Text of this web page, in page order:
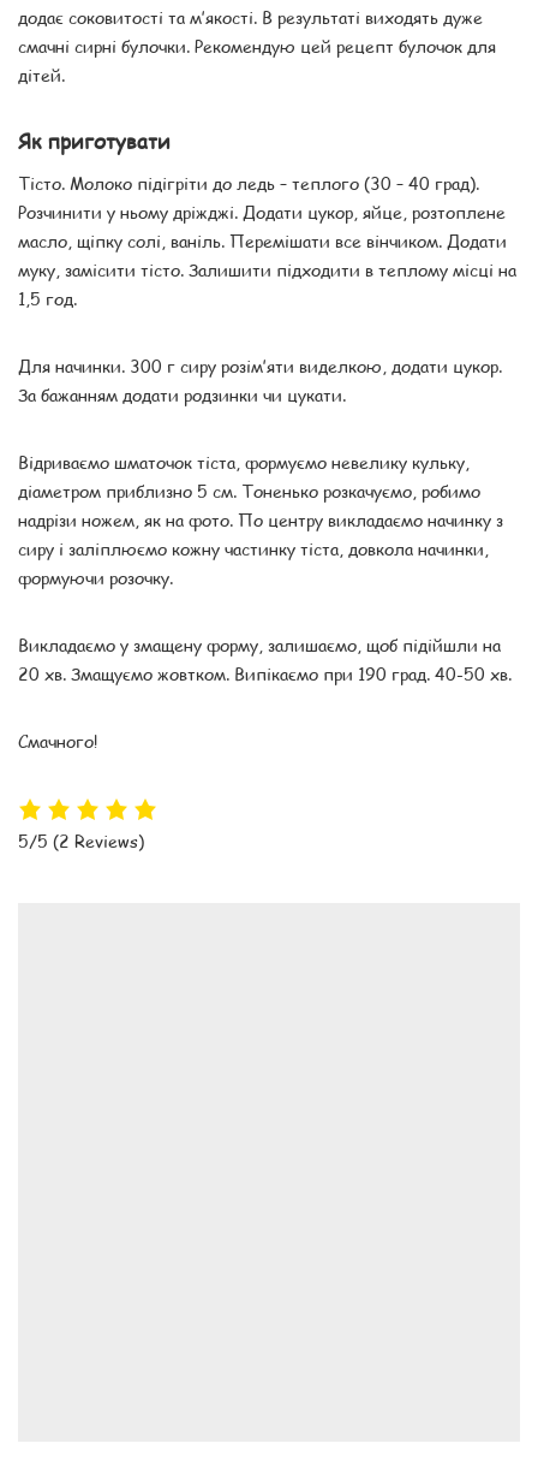
додає соковитості та м’якості. В результаті виходять дуже
смачні сирні булочки. Рекомендую цей рецепт булочок для
дітей.
Як приготувати
Тісто. Молоко підігріти до ледь – теплого (30 – 40 град).
Розчинити у ньому дріжджі. Додати цукор, яйце, розтоплене
масло, щіпку солі, ваніль. Перемішати все вінчиком. Додати
муку, замісити тісто. Залишити підходити в теплому місці на
1,5 год.
Для начинки. 300 г сиру розім’яти виделкою, додати цукор.
За бажанням додати родзинки чи цукати.
Відриваємо шматочок тіста, формуємо невелику кульку,
діаметром приблизно 5 см. Тоненько розкачуємо, робимо
надрізи ножем, як на фото. По центру викладаємо начинку з
сиру і заліплюємо кожну частинку тіста, довкола начинки,
формуючи розочку.
Викладаємо у змащену форму, залишаємо, щоб підійшли на
20 хв. Змащуємо жовтком. Випікаємо при 190 град. 40-50 хв.
Смачного!
5/5 (2 Reviews)